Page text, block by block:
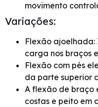
movimento
Variações:
Flexão
carga nos braços
Flexão com pés
da parte superior
A flexão de braço
costas e peito em